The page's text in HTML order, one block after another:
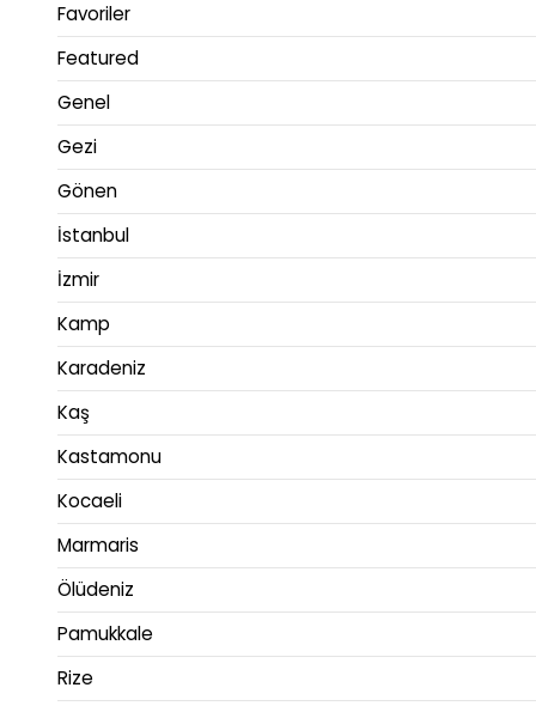
Favoriler
Featured
Genel
Gezi
Gönen
İstanbul
İzmir
Kamp
Karadeniz
Kaş
Kastamonu
Kocaeli
Marmaris
Ölüdeniz
Pamukkale
Rize